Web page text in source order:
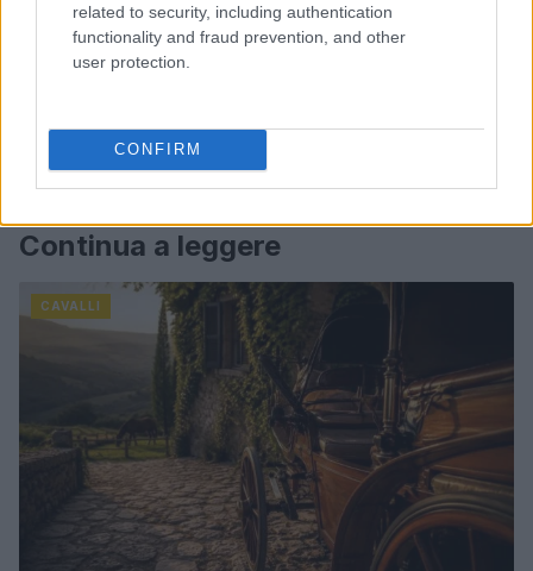
related to security, including authentication
functionality and fraud prevention, and other
user protection.
CONFIRM
Continua a leggere
CAVALLI